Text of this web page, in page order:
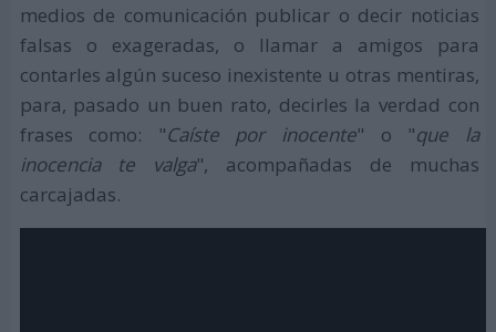
medios de comunicación publicar o decir noticias
falsas o exageradas, o llamar a amigos para
contarles algún suceso inexistente u otras mentiras,
para, pasado un buen rato, decirles la verdad con
frases como: "Caíste por inocente" o "que la
inocencia te valga", acompañadas de muchas
carcajadas.